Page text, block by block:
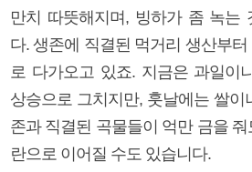
만치 따뜻해지며, 빙하가 좀 녹는
다. 생존에 직결된 먹거리 생산부
로 다가오고 있죠. 지금은 과일이
상승으로 그치지만, 훗날에는 쌀이
존과 직결된 곡물들이 억만 금을
란으로 이어질 수도 있습니다.